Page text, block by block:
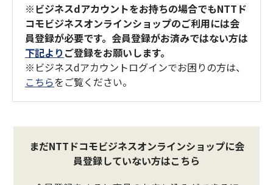
※ビジネスdアカウントをお持ちの場合でもNTTド
コモビジネスオンラインショップのご利用には会
員登録が必要です。会員登録がお済みではない方は
下記より ご登録をお願いします。
※ビジネスdアカウントログインでお困りの方は、
こちらをご覧ください。
まだNTTドコモビジネスオンラインショップに会
員登録していない方はこちら